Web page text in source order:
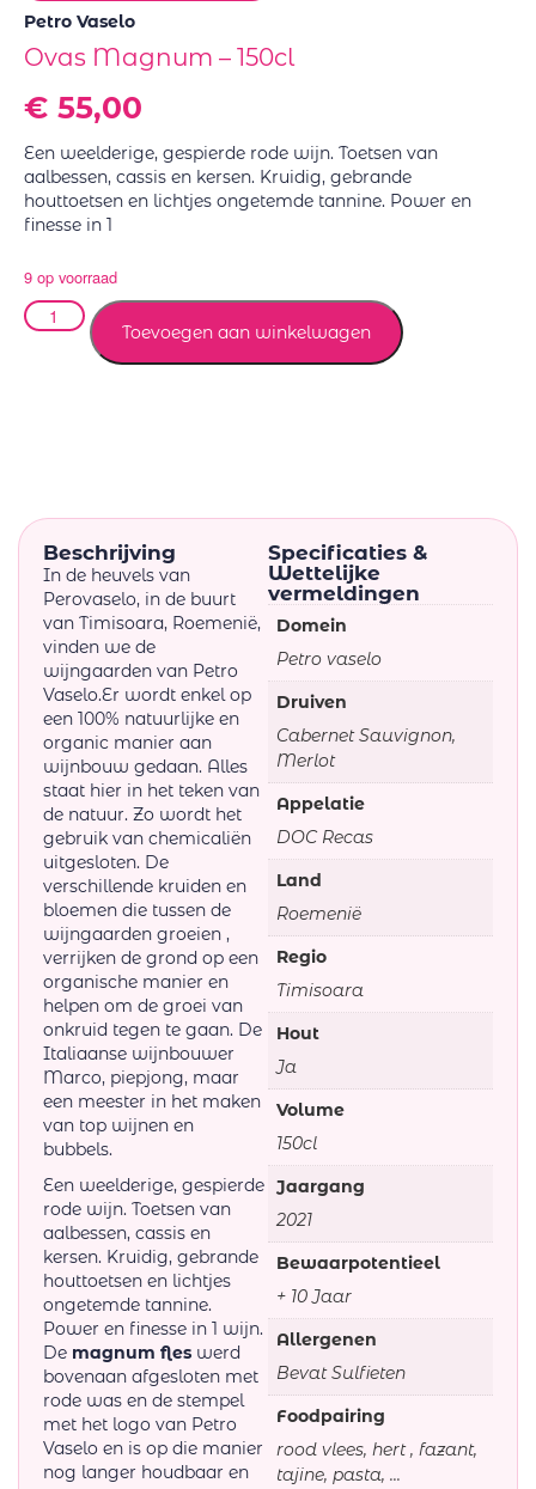
Petro Vaselo
Ovas Magnum – 150cl
€ 55,00
Een weelderige, gespierde rode wijn. Toetsen van
aalbessen, cassis en kersen. Kruidig, gebrande
houttoetsen en lichtjes ongetemde tannine. Power en
finesse in 1
9 op voorraad
Toevoegen aan winkelwagen
Beschrijving
In de heuvels van
Perovaselo, in de buurt
van Timisoara, Roemenië,
vinden we de
wijngaarden van Petro
Vaselo.Er wordt enkel op
een 100% natuurlijke en
organic manier aan
wijnbouw gedaan. Alles
staat hier in het teken van
de natuur. Zo wordt het
gebruik van chemicaliën
uitgesloten. De
verschillende kruiden en
bloemen die tussen de
wijngaarden groeien ,
verrijken de grond op een
organische manier en
helpen om de groei van
onkruid tegen te gaan. De
Italiaanse wijnbouwer
Marco, piepjong, maar
een meester in het maken
van top wijnen en
bubbels.
Een weelderige, gespierde
rode wijn. Toetsen van
aalbessen, cassis en
kersen. Kruidig, gebrande
houttoetsen en lichtjes
ongetemde tannine.
Power en finesse in 1 wijn.
De magnum fles werd
bovenaan afgesloten met
rode was en de stempel
met het logo van Petro
Vaselo en is op die manier
nog langer houdbaar en
Specificaties &
Wettelijke
vermeldingen
Domein
Petro vaselo
Druiven
Cabernet Sauvignon,
Merlot
Appelatie
DOC Recas
Land
Roemenië
Regio
Timisoara
Hout
Ja
Volume
150cl
Jaargang
2021
Bewaarpotentieel
+ 10 Jaar
Allergenen
Bevat Sulfieten
Foodpairing
rood vlees, hert , fazant,
tajine, pasta, ...